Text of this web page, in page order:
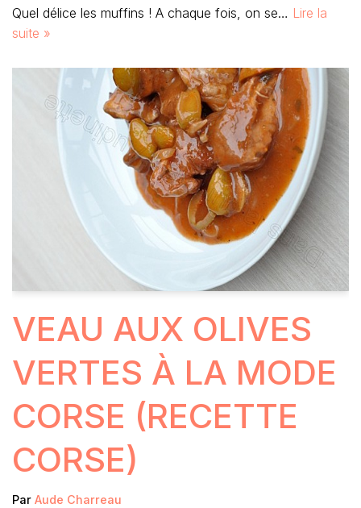
Quel délice les muffins ! A chaque fois, on se… Lire la
suite »
VEAU AUX OLIVES
VERTES À LA MODE
CORSE (RECETTE
CORSE)
Par Aude Charreau